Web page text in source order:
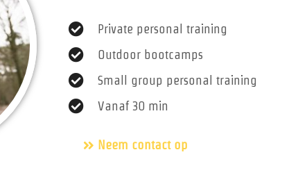
Private personal training
Outdoor bootcamps
Small group personal training
Vanaf 30 min
Neem contact op